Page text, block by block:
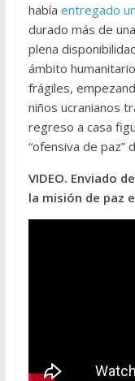
había entregado
durado más de
plena
ámbito
frágiles,
niños ucranianos
regreso a casa
“ofensiva de paz”
VIDEO. Enviado
la misión de paz